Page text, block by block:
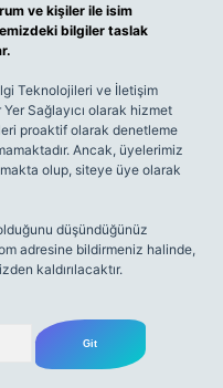
ve kişiler ile isim
bilgiler taslak
Teknolojileri ve İletişim
Sağlayıcı olarak hizmet
proaktif olarak denetleme
Ancak, üyelerimiz
olup, siteye üye olarak
düşündüğünüz
adresine bildirmeniz halinde,
kaldırılacaktır.